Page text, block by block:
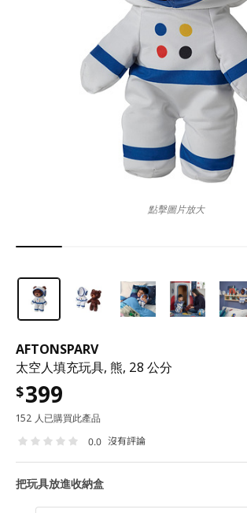
AFTONSPARV
太空人填充玩具, 熊, 28 公分
$399
152 人已購買此產品
0.0 沒有評論
把玩具放進收納盒
點擊圖片放大